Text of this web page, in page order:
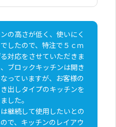
の高さが低く、使いにく
したので、特注で５ｃｍ
対応をさせていただきま
ブロックキッチンは開き
っていますが、お客様の
出しタイプのキッチンを
した。
継続して使用したいとの
で、キッチンのレイアウ